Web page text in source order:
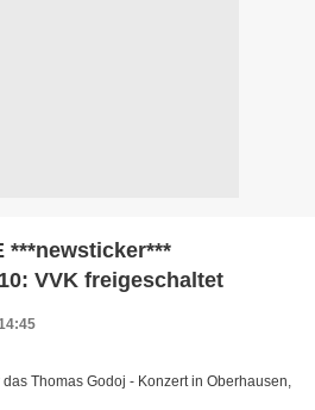
***newsticker***
VVK freigeschaltet
Thomas Godoj - Konzert in Oberhausen,